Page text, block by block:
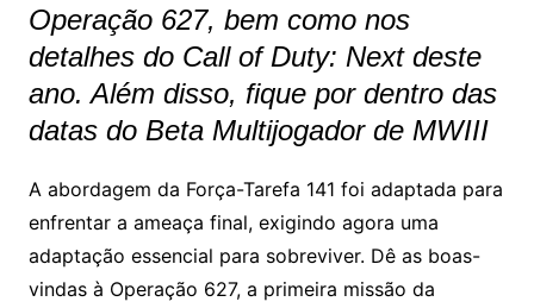
Operação 627, bem como nos
detalhes do Call of Duty: Next deste
ano. Além disso, fique por dentro das
datas do Beta Multijogador de MWIII
A abordagem da Força-Tarefa 141 foi adaptada para
enfrentar a ameaça final, exigindo agora uma
adaptação essencial para sobreviver. Dê as boas-
vindas à Operação 627, a primeira missão da